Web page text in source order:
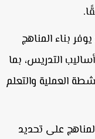
بناء المناهج
التدريس، بما
العملية والتعلم
على تحديد